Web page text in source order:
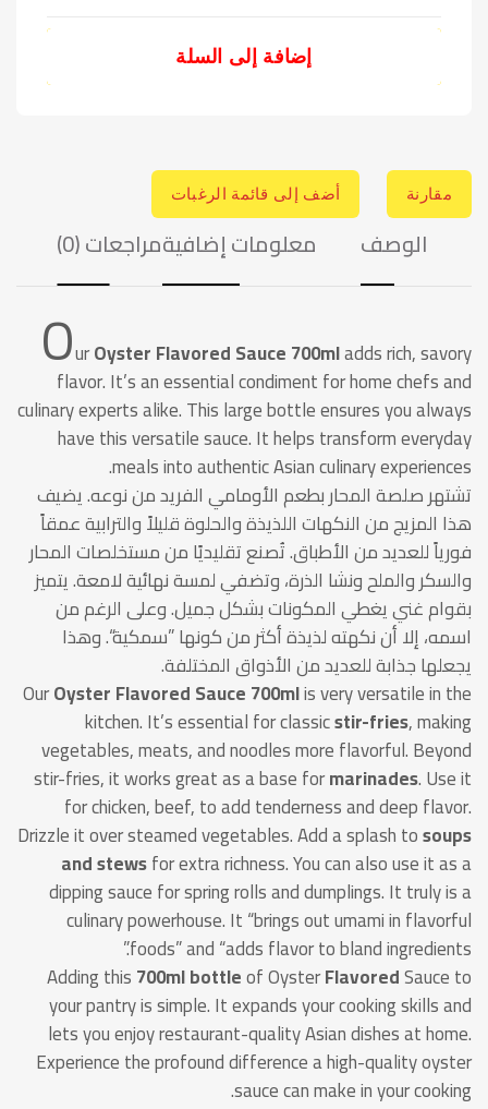
إضافة إلى السلة
مقارنة أضف إلى قائمة الرغبات
الوصف معلومات إضافيةمراجعات (0)
OurOyster Flavored Sauce 700mladds rich, savory
flavor. It’s an essential condiment for home chefs and
culinary experts alike. This large bottle ensures you always
have this versatile sauce. It helps transform everyday
meals into authentic Asian culinary experiences.
تشتهر صلصة المحار بطعم الأومامي الفريد من نوعه. يضيف
هذا المزيج من النكهات اللذيذة والحلوة قليلاً والترابية عمقاً
فورياً للعديد من الأطباق. تُصنع تقليديًا من مستخلصات المحار
والسكر والملح ونشا الذرة، وتضفي لمسة نهائية لامعة. يتميز
بقوام غني يغطي المكونات بشكل جميل. وعلى الرغم من
اسمه، إلا أن نكهته لذيذة أكثر من كونها ”سمكية“. وهذا
يجعلها جذابة للعديد من الأذواق المختلفة.
OurOyster Flavored Sauce 700mlis very versatile in the
kitchen. It’s essential for classicstir-fries, making
vegetables, meats, and noodles more flavorful. Beyond
stir-fries, it works great as a base formarinades. Use it
for chicken, beef, to add tenderness and deep flavor.
Drizzle it over steamed vegetables. Add a splash tosoups
and stewsfor extra richness. You can also use it as a
dipping sauce for spring rolls and dumplings. It truly is a
culinary powerhouse. It “brings out umami in flavorful
foods” and “adds flavor to bland ingredients.”
Adding this700ml bottleof OysterFlavoredSauce to
your pantry is simple. It expands your cooking skills and
lets you enjoy restaurant-quality Asian dishes at home.
Experience the profound difference a high-quality oyster
sauce can make in your cooking.